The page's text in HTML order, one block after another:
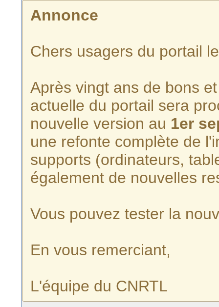
Annonce
Chers usagers du portail
Après vingt ans de bons
actuelle du portail sera
nouvelle version au 1er
une refonte complète de
supports (ordinateurs,
également de nouvelles
Vous pouvez tester la
En vous remerciant,
L'équipe du CNRTL